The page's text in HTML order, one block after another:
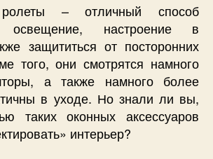
– отличный способ
освещение, настроение в
защититься от посторонних
того, они смотрятся намного
а также намного более
в уходе. Но знали ли вы,
таких оконных аксессуаров
интерьер?